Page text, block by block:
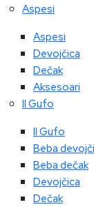
Aspesi
Aspesi
Devojčica
Dečak
Aksesoari
Il Gufo
Il Gufo
Beba
Beba dečak
Devojčica
Dečak